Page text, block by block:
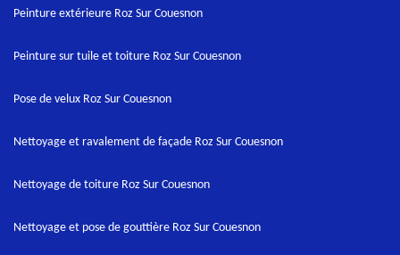
Peinture extérieure Roz Sur Couesnon
Peinture sur tuile et toiture Roz Sur Couesnon
Pose de velux Roz Sur Couesnon
Nettoyage et ravalement de façade Roz Sur Couesnon
Nettoyage de toiture Roz Sur Couesnon
Nettoyage et pose de gouttière Roz Sur Couesnon